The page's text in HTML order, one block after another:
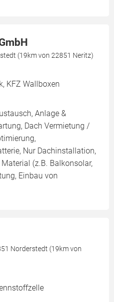
(19km von 22851 Neritz)
KFZ Wallboxen
Anlage &
Dach Vermietung /
Nur Dachinstallation,
(z.B. Balkonsolar,
Einbau von
Norderstedt (19km von